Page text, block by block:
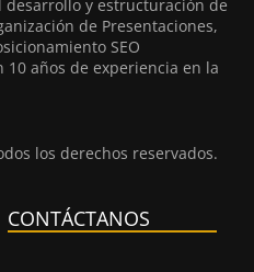
y estructuración de
de Presentaciones,
SEO
10 años de experiencia en la
los derechos reservados.
CONTÁCTANOS